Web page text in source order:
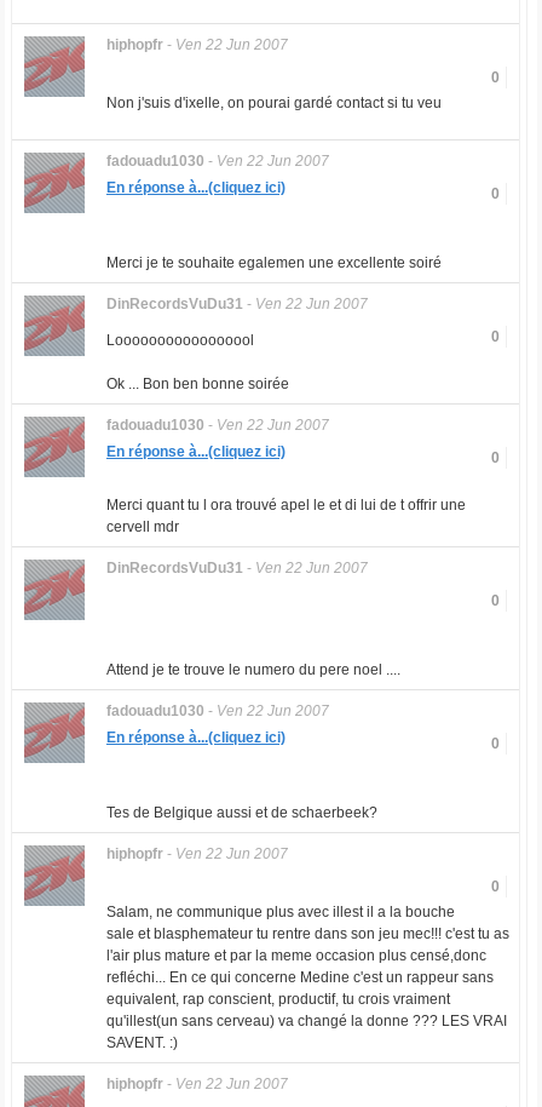
hiphopfr- Ven 22 Jun 2007
0
Non j'suis d'ixelle, on pourai gardé contact si tu veu
fadouadu1030 - Ven 22 Jun 2007
0
En réponse à...(cliquez ici)
Merci je te souhaite egalemen une excellente soiré
DinRecordsVuDu31- Ven 22 Jun 2007
0
Looooooooooooooool
Ok ... Bon ben bonne soirée
fadouadu1030 - Ven 22 Jun 2007
0
En réponse à...(cliquez ici)
Merci quant tu l ora trouvé apel le et di lui de t offrir une
cervell mdr
DinRecordsVuDu31- Ven 22 Jun 2007
0
Attend je te trouve le numero du pere noel ....
fadouadu1030 - Ven 22 Jun 2007
0
En réponse à...(cliquez ici)
Tes de Belgique aussi et de schaerbeek?
hiphopfr- Ven 22 Jun 2007
0
Salam, ne communique plus avec illest il a la bouche
sale et blasphemateur tu rentre dans son jeu mec!!! c'est tu as
l'air plus mature et par la meme occasion plus censé,donc
refléchi... En ce qui concerne Medine c'est un rappeur sans
equivalent, rap conscient, productif, tu crois vraiment
qu'illest(un sans cerveau) va changé la donne ??? LES VRAI
SAVENT. :)
hiphopfr- Ven 22 Jun 2007